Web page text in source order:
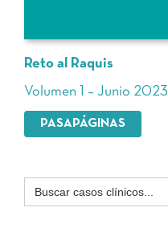
Reto al Raquis
Volumen 1 – Junio 2023
PASAPÁGINAS
Buscar: